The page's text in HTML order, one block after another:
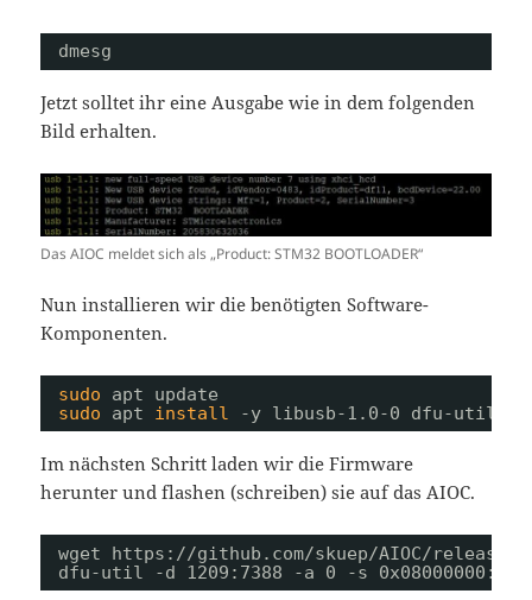
dmesg
Jetzt solltet ihr eine Ausgabe wie in dem folgenden
Bild erhalten.
Das AIOC meldet sich als „Product: STM32 BOOTLOADER“
Nun installieren wir die benötigten Software-
Komponenten.
sudo
apt update
sudo
apt install -y libusb-1.0-0 dfu-util
Im nächsten Schritt laden wir die Firmware
herunter und flashen (schreiben) sie auf das AIOC.
wget https: //github .com/skuep/AIOC/releases/
dfu-util -d 1209:7388 -a 0 -s